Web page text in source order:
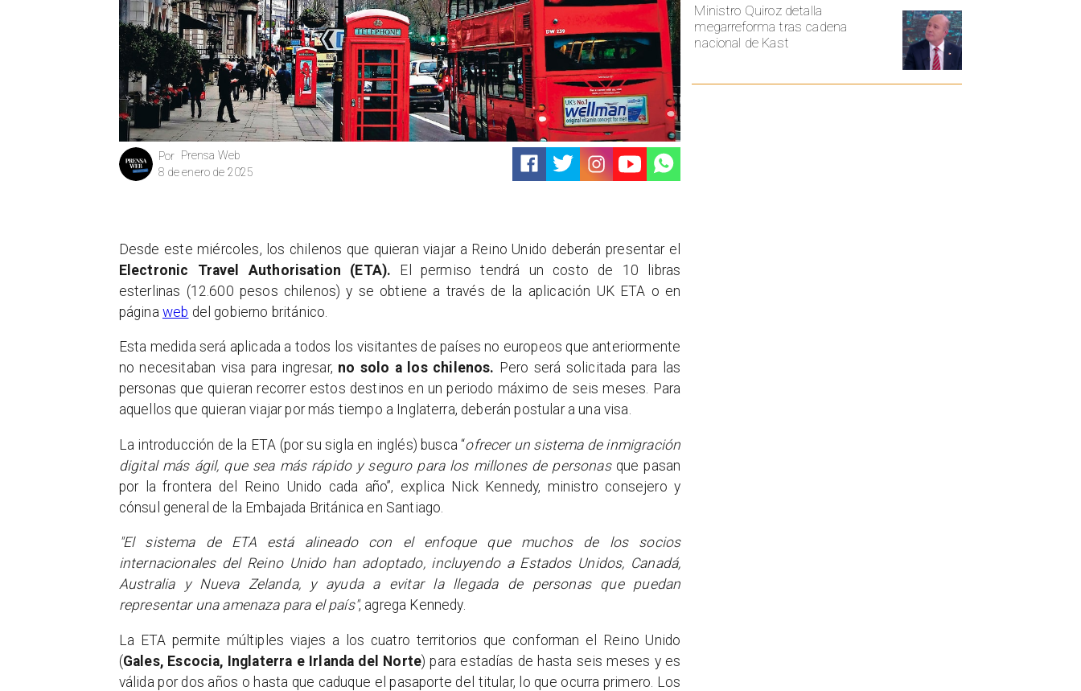
Prensa Web
Por
8 de enero de 2025
Ministro Quiroz detalla
megarreforma tras cadena
nacional de Kast
Desde este miércoles, los chilenos que quieran viajar a Reino Unido deberán presentar el
Electronic Travel Authorisation (ETA). El permiso tendrá un costo de 10 libras
esterlinas (12.600 pesos chilenos) y se obtiene a través de la aplicación UK ETA o en
página web del gobierno británico.
Esta medida será aplicada a todos los visitantes de países no europeos que anteriormente
no necesitaban visa para ingresar, no solo a los chilenos. Pero será solicitada para las
personas que quieran recorrer estos destinos en un periodo máximo de seis meses. Para
aquellos que quieran viajar por más tiempo a Inglaterra, deberán postular a una visa.
La introducción de la ETA (por su sigla en inglés) busca “ofrecer un sistema de inmigración
digital más ágil, que sea más rápido y seguro para los millones de personasque pasan
por la frontera del Reino Unido cada año”, explica Nick Kennedy, ministro consejero y
cónsul general de la Embajada Británica en Santiago.
"El sistema de ETA está alineado con el enfoque que muchos de los socios
internacionales del Reino Unido han adoptado, incluyendo a Estados Unidos, Canadá,
Australia y Nueva Zelanda, y ayuda a evitar la llegada de personas que puedan
representar una amenaza para el país", agrega Kennedy.
La ETA permite múltiples viajes a los cuatro territorios que conforman el Reino Unido
(Gales, Escocia, Inglaterra e Irlanda del Norte) para estadías de hasta seis meses y es
válida por dos años o hasta que caduque el pasaporte del titular, lo que ocurra primero. Los